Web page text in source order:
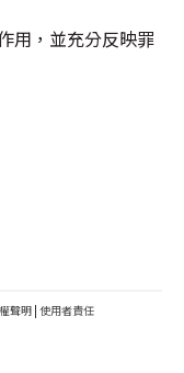
用，並充分反映罪
聲明 | 使用者責任